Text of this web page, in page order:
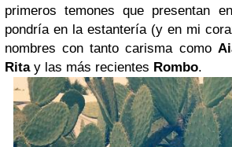
primeros temones que presentan
pondría en la estantería (y en mi
nombres con tanto carisma como
Ritay las más recientes Rombo.